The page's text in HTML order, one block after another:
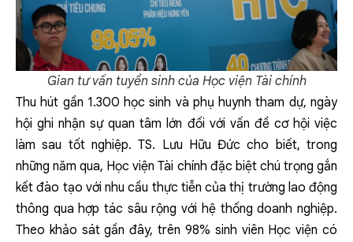
Gian tư vấn tuyển sinh của Học viện Tài chính
Thu hút gần 1.300 học sinh và phụ huynh tham dự, ngày
hội ghi nhận sự quan tâm lớn đối với vấn đề cơ hội việc
làm sau tốt nghiệp. TS. Lưu Hữu Đức cho biết, trong
những năm qua, Học viện Tài chính đặc biệt chú trọng gắn
kết đào tạo với nhu cầu thực tiễn của thị trường lao động
thông qua hợp tác sâu rộng với hệ thống doanh nghiệp.
Theo khảo sát gần đây, trên 98% sinh viên Học viện có